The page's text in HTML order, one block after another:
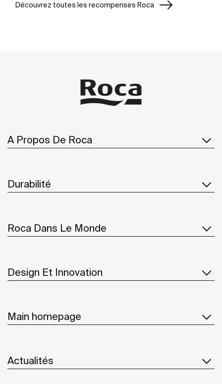
Découvrez toutes les recompenses Roca
A Propos De Roca
Durabilité
Roca Dans Le Monde
Design Et Innovation
Main homepage
Actualités